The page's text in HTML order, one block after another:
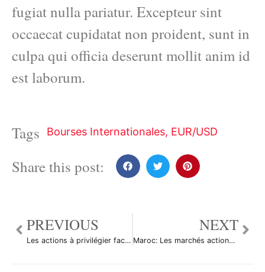
fugiat nulla pariatur. Excepteur sint
occaecat cupidatat non proident, sunt in
culpa qui officia deserunt mollit anim id
est laborum.
Tags Bourses Internationales, EUR/USD
Share this post:
PREVIOUS
Les actions à privilégier face aux tensions Chine-USA, selon Goldman Sachs
NEXT
Maroc: Les marchés actions finissent en hausse; l’indice Moroccan All Shares gagne 0,18%